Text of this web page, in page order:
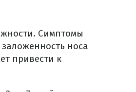
Симптомы
носа
привести к